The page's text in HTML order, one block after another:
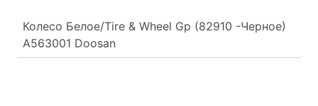
Колесо Белое/Tire & Wheel Gp (82910 -Черное)
A563001 Doosan